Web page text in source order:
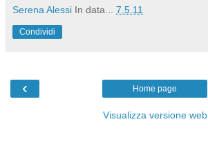
Serena Alessi In data... 7.5.11
Condividi
‹ Home page
Visualizza versione web